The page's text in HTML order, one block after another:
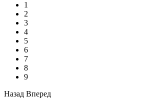
1
2
3
4
5
6
7
8
9
Назад Вперед